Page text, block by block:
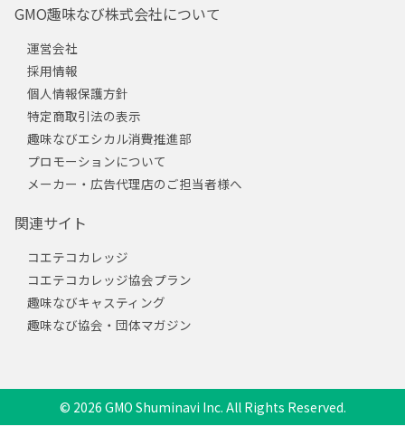
GMO趣味なび株式会社について
運営会社
採用情報
個人情報保護方針
特定商取引法の表示
趣味なびエシカル消費推進部
プロモーションについて
メーカー・広告代理店のご担当者様へ
関連サイト
コエテコカレッジ
コエテコカレッジ協会プラン
趣味なびキャスティング
趣味なび協会・団体マガジン
© 2026 GMO Shuminavi Inc. All Rights Reserved.